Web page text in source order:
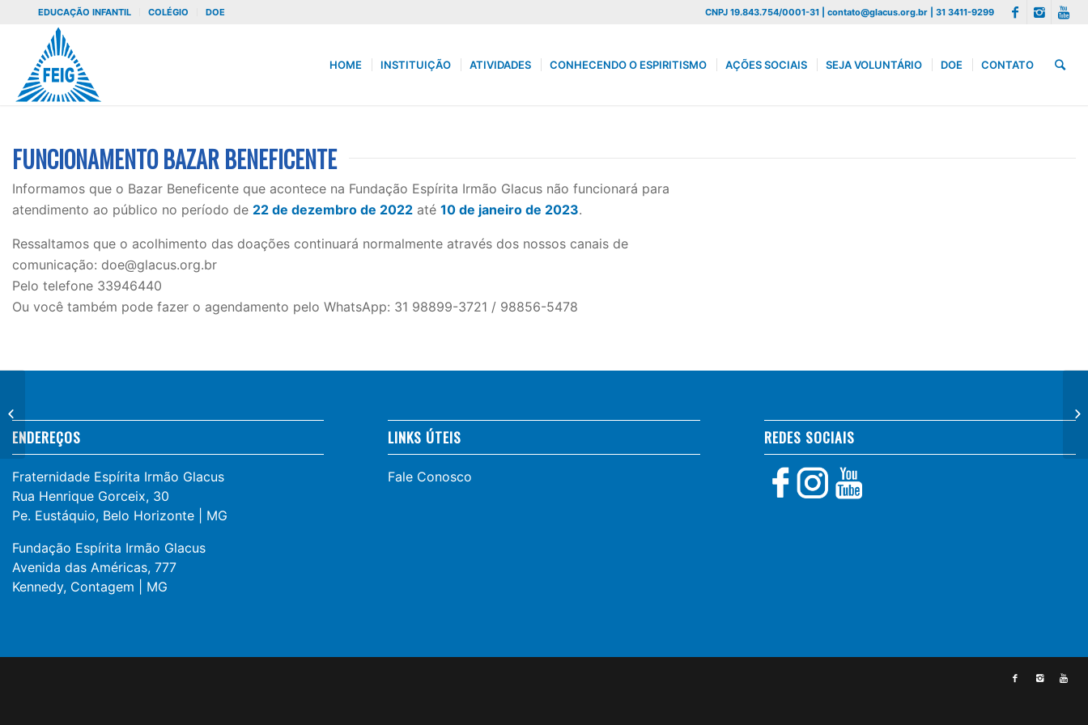
EDUCAÇÃO INFANTIL COLÉGIO DOE CNPJ 19.843.754/0001-31 | contato@glacus.org.br | 31 3411-9299
HOME INSTITUIÇÃO ATIVIDADES CONHECENDO O ESPIRITISMO AÇÕES SOCIAIS SEJA VOLUNTÁRIO DOE CONTATO
FUNCIONAMENTO BAZAR BENEFICENTE
Informamos que o Bazar Beneficente que acontece na Fundação Espírita Irmão Glacus não funcionará para
atendimento ao público no período de 22 de dezembro de 2022 até 10 de janeiro de 2023.
Ressaltamos que o acolhimento das doações continuará normalmente através dos nossos canais de
comunicação: doe@glacus.org.br
Pelo telefone 33946440
Ou você também pode fazer o agendamento pelo WhatsApp: 31 98899-3721 / 98856-5478
ENDEREÇOS
Fraternidade Espírita Irmão Glacus
Rua Henrique Gorceix, 30
Pe. Eustáquio, Belo Horizonte | MG
Fundação Espírita Irmão Glacus
Avenida das Américas, 777
Kennedy, Contagem | MG
LINKS ÚTEIS
Fale Conosco
REDES SOCIAIS
Espírita Professor
Rubens Costa
Romanelli...